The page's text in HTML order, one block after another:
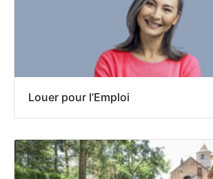
Louer pour l’Emploi